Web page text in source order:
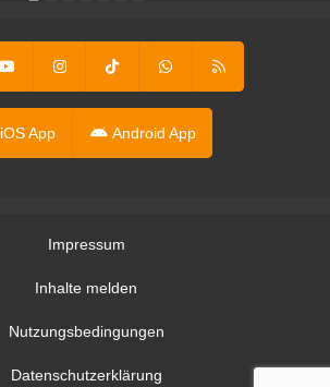
iOS App Android App
Impressum
Inhalte melden
Nutzungsbedingungen
Datenschutzerklärung